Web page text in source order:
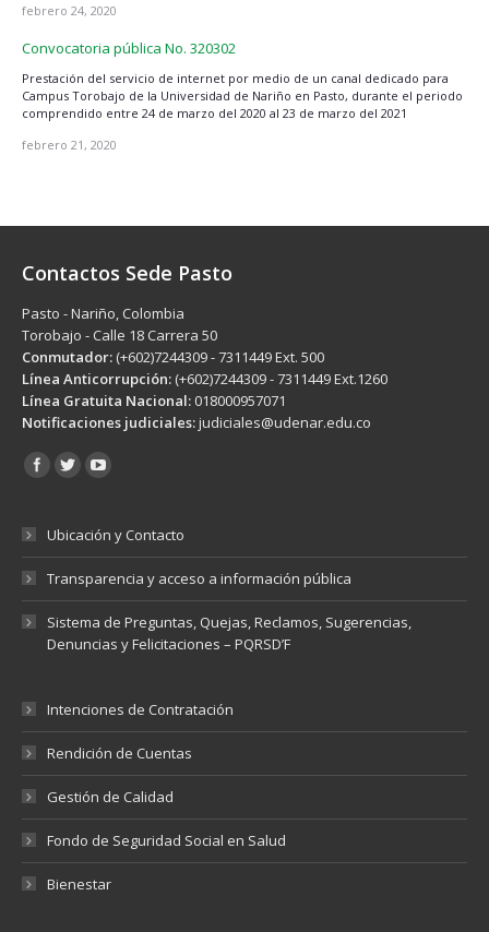
febrero 24, 2020
Convocatoria pública No. 320302
Prestación del servicio de internet por medio de un canal dedicado para
Campus Torobajo de la Universidad de Nariño en Pasto, durante el periodo
comprendido entre 24 de marzo del 2020 al 23 de marzo del 2021
febrero 21, 2020
Contactos Sede Pasto
Pasto - Nariño, Colombia
Torobajo - Calle 18 Carrera 50
Conmutador: (+602)7244309 - 7311449 Ext. 500
Línea Anticorrupción: (+602)7244309 - 7311449 Ext.1260
Línea Gratuita Nacional: 018000957071
Notificaciones judiciales:judiciales@udenar.edu.co
Encuéntranos en:
Ubicación y Contacto
Transparencia y acceso a información pública
Sistema de Preguntas, Quejas, Reclamos, Sugerencias,
Denuncias y Felicitaciones – PQRSD’F
Intenciones de Contratación
Rendición de Cuentas
Gestión de Calidad
Fondo de Seguridad Social en Salud
Bienestar